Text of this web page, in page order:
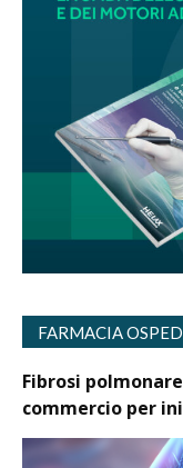
FARMACIA
Fibrosi
commercio per